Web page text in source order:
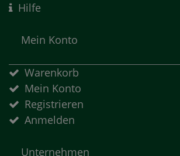
Hilfe
Mein Konto
Warenkorb
Mein Konto
Registrieren
Anmelden
Unternehmen